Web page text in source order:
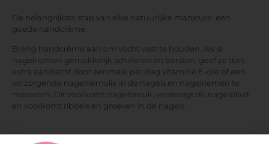
De belangrijkste stap van elke natuurlijke manicure: een
goede handcrème.
Breng handcrème aan om vocht vast te houden. Als je
nagelriemen gemakkelijk schilferen en barsten, geef ze dan
extra aandacht door eenmaal per dag vitamine E-olie of een
verzorgende nagelriemolie in de nagels en nagelriemen te
masseren. Dit voorkomt nagelbreuk, verstevigt de nagelplaat
en voorkomt ribbels en groeven in de nagels.
7. Finishing touch